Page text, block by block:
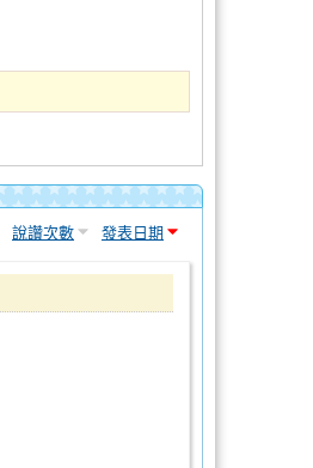
說讚次數 發表日期